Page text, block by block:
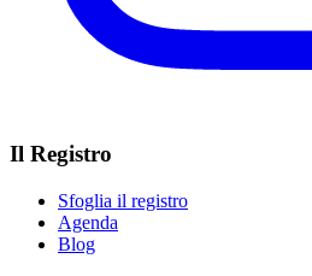
Il Registro
Sfoglia il registro
Agenda
Blog